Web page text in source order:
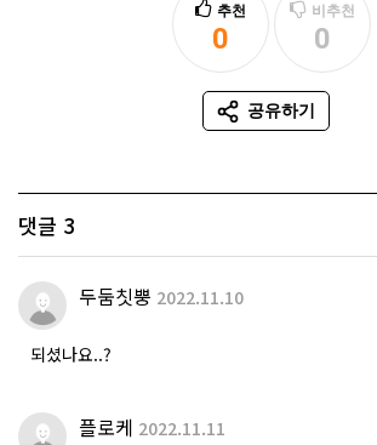
추천
0
추천
비추천
0
비추천
공유하기
SNS 공유
댓글 3
두둠칫뿡 2022.11.10
되셨나요..?
플로케 2022.11.11